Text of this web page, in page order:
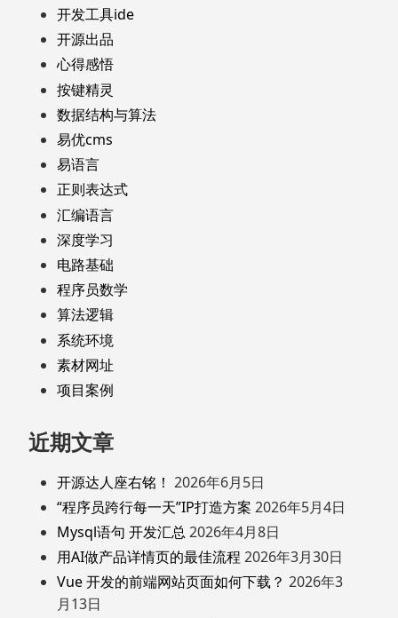
开发工具ide
开源出品
心得感悟
按键精灵
数据结构与算法
易优cms
易语言
正则表达式
汇编语言
深度学习
电路基础
程序员数学
算法逻辑
系统环境
素材网址
项目案例
近期文章
开源达人座右铭！ 2026年6月5日
“程序员跨行每一天”IP打造方案 2026年5月4日
Mysql语句 开发汇总 2026年4月8日
用AI做产品详情页的最佳流程 2026年3月30日
Vue 开发的前端网站页面如何下载？ 2026年3
月13日